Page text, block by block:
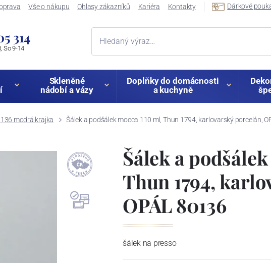
Vše o nákupu Ohlasy zákazníků Kariéra Kontakty Dárkové
314
So 9-14
Skleněné
nádobí a vázy
Doplňky do domácnosti
a kuchyně
modrá krajka Šálek a podšálek mocca 110 ml, Thun 1794, karlovarský porcelán,
Šálek a
Thun 1794,
OPÁL 80136
šálek na presso